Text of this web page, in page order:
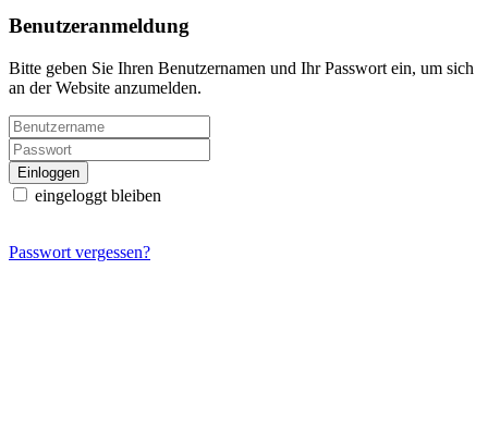
Benutzeranmeldung
Bitte geben Sie Ihren Benutzernamen und Ihr Passwort ein, um sich
an der Website anzumelden.
eingeloggt bleiben
Passwort vergessen?